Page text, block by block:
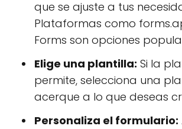
que se ajuste a tus
Plataformas como
Forms son opciones
Elige una plantilla: Si la
permite, selecciona una
acerque a lo que deseas
Personaliza el formulario: